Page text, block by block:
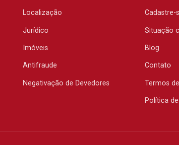
Localização
Jurídico
Imóveis
Antifraude
Negativação de Devedores
Cadastre-
Situação
Blog
Contato
Termos
Política